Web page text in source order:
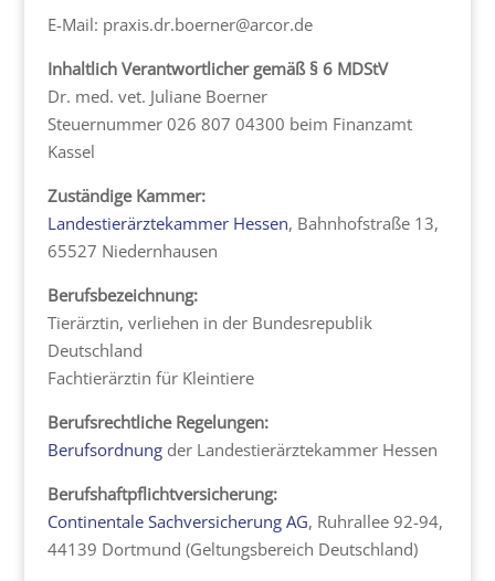
E-Mail: praxis.dr.boerner@arcor.de
Inhaltlich Verantwortlicher gemäß § 6 MDStV
Dr. med. vet. Juliane Boerner
Steuernummer 026 807 04300 beim Finanzamt
Kassel
Zuständige Kammer:
Landestierärztekammer Hessen, Bahnhofstraße 13,
65527 Niedernhausen
Berufsbezeichnung:
Tierärztin, verliehen in der Bundesrepublik
Deutschland
Fachtierärztin für Kleintiere
Berufsrechtliche Regelungen:
Berufsordnungder Landestierärztekammer Hessen
Berufshaftpflichtversicherung:
Continentale Sachversicherung AG, Ruhrallee 92-94,
44139 Dortmund (Geltungsbereich Deutschland)